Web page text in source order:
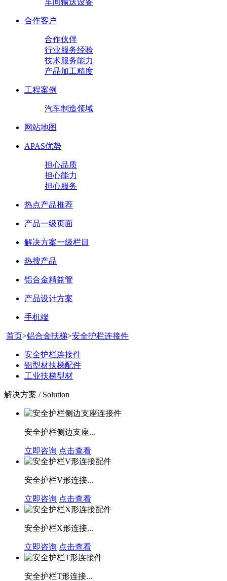
合作客户
合作伙伴
行业服务经验
技术服务能力
产品加工精度
工程案例
汽车制造领域
网站地图
APAS优势
担心品质
担心能力
担心服务
热点产品推荐
产品一级页面
解决方案一级栏目
热搜产品
铝合金精益管
产品设计方案
手机端
首页>铝合金扶梯>安全护栏连接件
安全护栏连接件
铝型材扶梯配件
工业扶梯型材
解决方案 / Solution
安全护栏侧边支座...
立即咨询 点击查看
安全护栏V形连接...
立即咨询 点击查看
安全护栏X形连接...
立即咨询 点击查看
安全护栏T形连接...